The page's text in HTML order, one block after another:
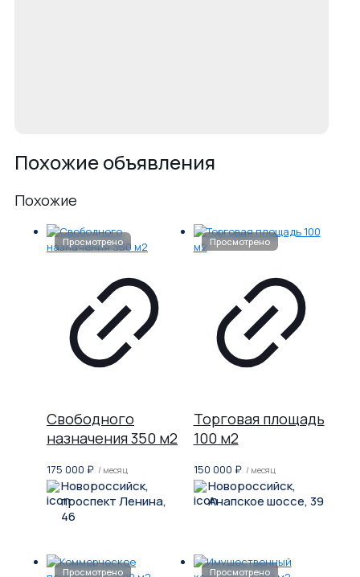
Похожие объявления
Похожие
Свободного
назначения 350 м2
175 000 ₽ / месяц
Новороссийск,
проспект Ленина,
46
Торговая площадь
100 м2
150 000 ₽ / месяц
Новороссийск,
Анапское шоссе, 39